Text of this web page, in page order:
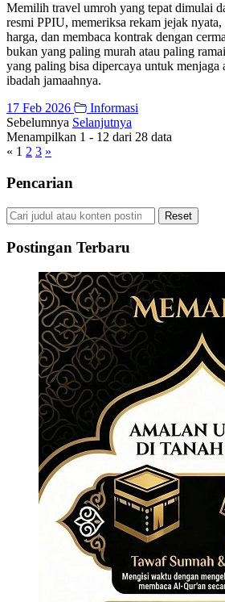
Memilih travel umroh yang tepat dimulai
resmi PPIU, memeriksa rekam jejak nyata,
harga, dan membaca kontrak dengan
bukan yang paling murah atau paling
yang paling bisa dipercaya untuk menjaga
ibadah jamaahnya.
17 Feb 2026
Informasi
Sebelumnya Selanjutnya
Menampilkan 1 - 12 dari 28 data
« 1 2 3 »
Pencarian
Reset
Postingan Terbaru